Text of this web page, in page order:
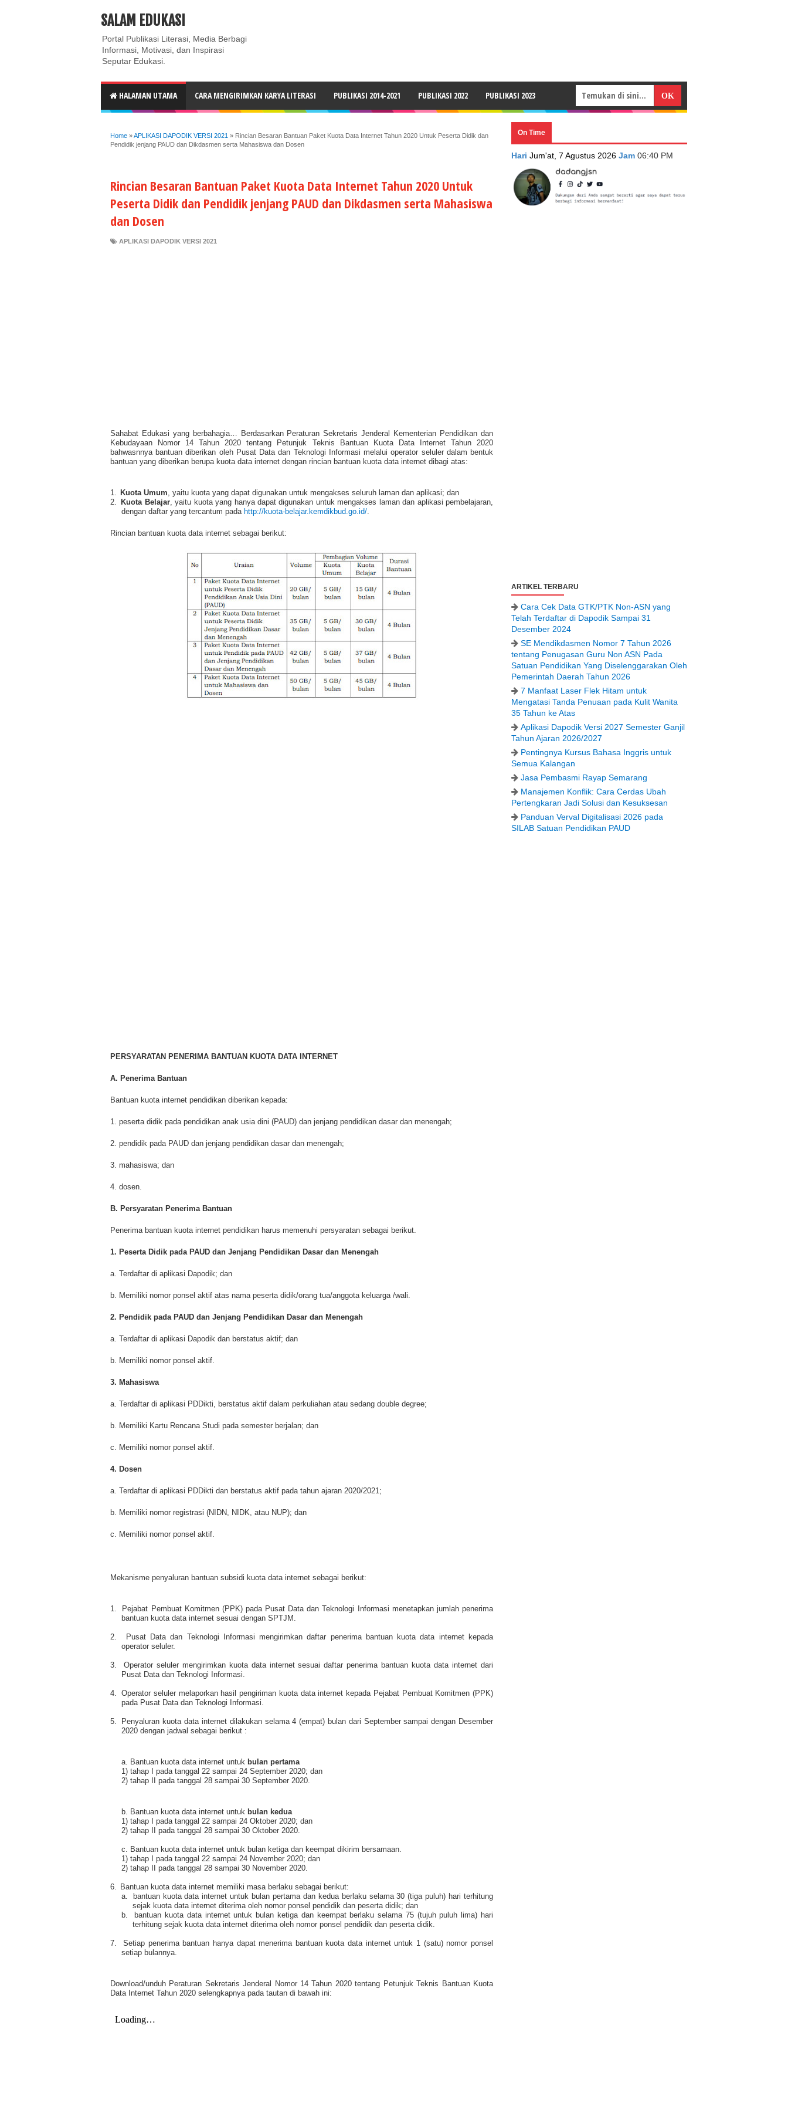
ABOUT CONTACT US
SALAM EDUKASI
Portal Publikasi Literasi, Media Berbagi
Informasi, Motivasi, dan Inspirasi
Seputar Edukasi.
HALAMAN UTAMA CARA MENGIRIMKAN KARYA LITERASI PUBLIKASI 2014-2021 PUBLIKASI 2022 PUBLIKASI 2023
Home »APLIKASI DAPODIK VERSI 2021 » Rincian Besaran Bantuan Paket Kuota Data Internet Tahun 2020 Untuk Peserta Didik dan
Pendidik jenjang PAUD dan Dikdasmen serta Mahasiswa dan Dosen
Rincian Besaran Bantuan Paket Kuota Data Internet Tahun 2020 Untuk
Peserta Didik dan Pendidik jenjang PAUD dan Dikdasmen serta Mahasiswa
dan Dosen
APLIKASI DAPODIK VERSI 2021
Sahabat Edukasi yang berbahagia… Berdasarkan Peraturan Sekretaris Jenderal Kementerian Pendidikan dan
Kebudayaan Nomor 14 Tahun 2020 tentang Petunjuk Teknis Bantuan Kuota Data Internet Tahun 2020
bahwasnnya bantuan diberikan oleh Pusat Data dan Teknologi Informasi melalui operator seluler dalam bentuk
bantuan yang diberikan berupa kuota data internet dengan rincian bantuan kuota data internet dibagi atas:
1. Kuota Umum, yaitu kuota yang dapat digunakan untuk mengakses seluruh laman dan aplikasi; dan
2.
Kuota Belajar, yaitu kuota yang hanya dapat digunakan untuk mengakses laman dan aplikasi pembelajaran,
dengan daftar yang tercantum pada http://kuota-belajar.kemdikbud.go.id/.
Rincian bantuan kuota data internet sebagai berikut:
PERSYARATAN PENERIMA BANTUAN KUOTA DATA INTERNET
A. Penerima Bantuan
Bantuan kuota internet pendidikan diberikan kepada:
1. peserta didik pada pendidikan anak usia dini (PAUD) dan jenjang pendidikan dasar dan menengah;
2. pendidik pada PAUD dan jenjang pendidikan dasar dan menengah;
3. mahasiswa; dan
4. dosen.
B. Persyaratan Penerima Bantuan
Penerima bantuan kuota internet pendidikan harus memenuhi persyaratan sebagai berikut.
1. Peserta Didik pada PAUD dan Jenjang Pendidikan Dasar dan Menengah
a. Terdaftar di aplikasi Dapodik; dan
b. Memiliki nomor ponsel aktif atas nama peserta didik/orang tua/anggota keluarga /wali.
2. Pendidik pada PAUD dan Jenjang Pendidikan Dasar dan Menengah
a. Terdaftar di aplikasi Dapodik dan berstatus aktif; dan
b. Memiliki nomor ponsel aktif.
3. Mahasiswa
a. Terdaftar di aplikasi PDDikti, berstatus aktif dalam perkuliahan atau sedang double degree;
b. Memiliki Kartu Rencana Studi pada semester berjalan; dan
c. Memiliki nomor ponsel aktif.
4. Dosen
a. Terdaftar di aplikasi PDDikti dan berstatus aktif pada tahun ajaran 2020/2021;
b. Memiliki nomor registrasi (NIDN, NIDK, atau NUP); dan
c. Memiliki nomor ponsel aktif.
Mekanisme penyaluran bantuan subsidi kuota data internet sebagai berikut:
1.
Pejabat Pembuat Komitmen (PPK) pada Pusat Data dan Teknologi Informasi menetapkan jumlah penerima
bantuan kuota data internet sesuai dengan SPTJM.
2.
Pusat Data dan Teknologi Informasi mengirimkan daftar penerima bantuan kuota data internet kepada
operator seluler.
3.
Operator seluler mengirimkan kuota data internet sesuai daftar penerima bantuan kuota data internet dari
Pusat Data dan Teknologi Informasi.
4.
Operator seluler melaporkan hasil pengiriman kuota data internet kepada Pejabat Pembuat Komitmen (PPK)
pada Pusat Data dan Teknologi Informasi.
5.
Penyaluran kuota data internet dilakukan selama 4 (empat) bulan dari September sampai dengan Desember
2020 dengan jadwal sebagai berikut :
a. Bantuan kuota data internet untuk bulan pertama
1) tahap I pada tanggal 22 sampai 24 September 2020; dan
2) tahap II pada tanggal 28 sampai 30 September 2020.
b. Bantuan kuota data internet untuk bulan kedua
1) tahap I pada tanggal 22 sampai 24 Oktober 2020; dan
2) tahap II pada tanggal 28 sampai 30 Oktober 2020.
c. Bantuan kuota data internet untuk bulan ketiga dan keempat dikirim bersamaan.
1) tahap I pada tanggal 22 sampai 24 November 2020; dan
2) tahap II pada tanggal 28 sampai 30 November 2020.
6. Bantuan kuota data internet memiliki masa berlaku sebagai berikut:
a.
bantuan kuota data internet untuk bulan pertama dan kedua berlaku selama 30 (tiga puluh) hari terhitung
sejak kuota data internet diterima oleh nomor ponsel pendidik dan peserta didik; dan
b.
bantuan kuota data internet untuk bulan ketiga dan keempat berlaku selama 75 (tujuh puluh lima) hari
terhitung sejak kuota data internet diterima oleh nomor ponsel pendidik dan peserta didik.
7.
Setiap penerima bantuan hanya dapat menerima bantuan kuota data internet untuk 1 (satu) nomor ponsel
setiap bulannya.
Download/unduh Peraturan Sekretaris Jenderal Nomor 14 Tahun 2020 tentang Petunjuk Teknis Bantuan Kuota
Data Internet Tahun 2020 selengkapnya pada tautan di bawah ini:
On Time
Hari Jum'at, 7 Agustus 2026 Jam 06:40 PM
ARTIKEL TERBARU
Cara Cek Data GTK/PTK Non-ASN yang
Telah Terdaftar di Dapodik Sampai 31
Desember 2024
SE Mendikdasmen Nomor 7 Tahun 2026
tentang Penugasan Guru Non ASN Pada
Satuan Pendidikan Yang Diselenggarakan Oleh
Pemerintah Daerah Tahun 2026
7 Manfaat Laser Flek Hitam untuk
Mengatasi Tanda Penuaan pada Kulit Wanita
35 Tahun ke Atas
Aplikasi Dapodik Versi 2027 Semester Ganjil
Tahun Ajaran 2026/2027
Pentingnya Kursus Bahasa Inggris untuk
Semua Kalangan
Jasa Pembasmi Rayap Semarang
Manajemen Konflik: Cara Cerdas Ubah
Pertengkaran Jadi Solusi dan Kesuksesan
Panduan Verval Digitalisasi 2026 pada
SILAB Satuan Pendidikan PAUD